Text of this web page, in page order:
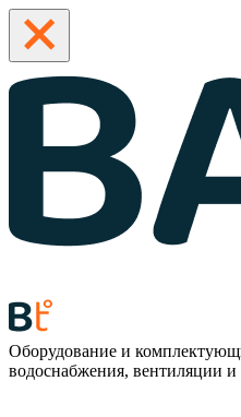
Оборудование и
водоснабжения, вентиляции